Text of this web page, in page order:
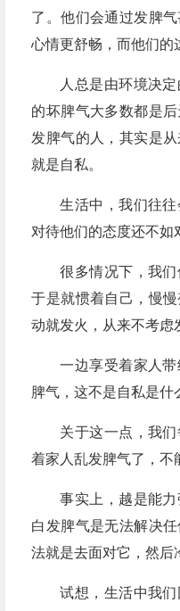
了。他们会通过发脾
心情更舒畅，而他们的
人总是由环境决
的坏脾气大多数都是
发脾气的人，其实是
就是自私。
生活中，我们往往
对待他们的态度还不如
很多情况下，我们
于是就惯着自己，慢
动就发火，从来不考虑
一边享受着家人
脾气，这不是自私是什
关于这一点，我
着家人乱发脾气了，不
事实上，越是能
白发脾气是无法解决
法就是去面对它，然后
试想，生活中我